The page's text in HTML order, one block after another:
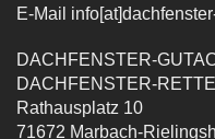
E-Mail
DACHFENSTER-
DACHFENSTER-
Rathausplatz 10
71672 Marbach-